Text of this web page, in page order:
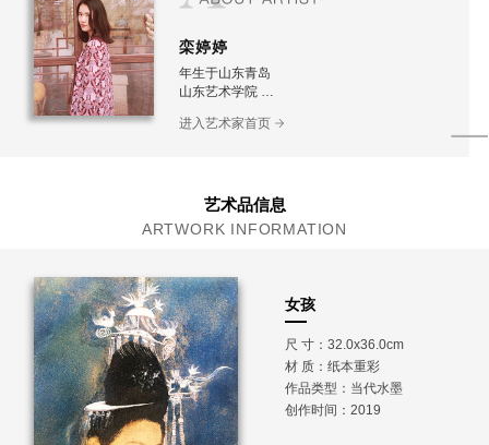
栾婷婷
年生于山东青岛
山东艺术学院
山东省女书画家协会会员
进入艺术家首页
艺术品信息
ARTWORK INFORMATION
女孩
尺 寸：32.0x36.0cm
材 质： 纸本重彩
作品类型：当代水墨
创作时间：2019